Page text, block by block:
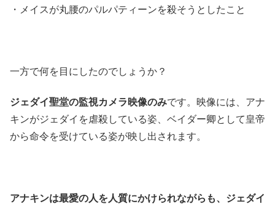
・メイスが丸腰のパルパティーンを殺そうとしたこと
一方で何を目にしたのでしょうか？
ジェダイ聖堂の監視カメラ映像のみです。映像には、アナ
キンがジェダイを虐殺している姿、ベイダー卿として皇帝
から命令を受けている姿が映し出されます。
アナキンは最愛の人を人質にかけられながらも、ジェダイ